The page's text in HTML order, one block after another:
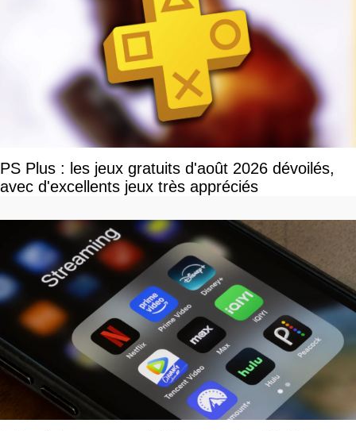
PS Plus : les jeux gratuits d'août 2026 dévoilés,
avec d'excellents jeux très appréciés